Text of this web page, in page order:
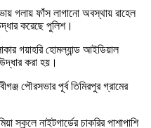
গলায় ফাঁস লাগানো অবস্থায় রাহেল
করেছে পুলিশ।
গয়াহরি হোমল্যান্ড আইডিয়াল
করা হয়।
পৌরসভার পূর্ব তিমিরপুর গ্রামের
স্কুলে নাইটগার্ডের চাকরির পাশাপাশি